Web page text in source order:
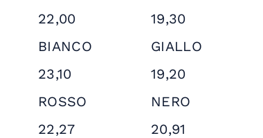
22,00 19,30
BIANCO GIALLO
23,10 19,20
ROSSO NERO
22,27 20,91